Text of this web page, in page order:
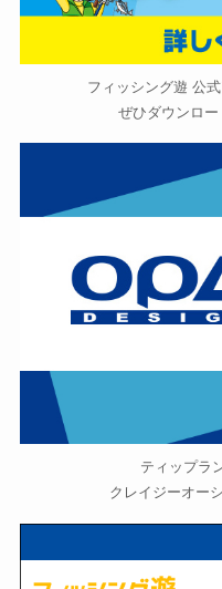
フィッシング遊 公
ぜひダウンロー
ティップラ
クレイジーオー